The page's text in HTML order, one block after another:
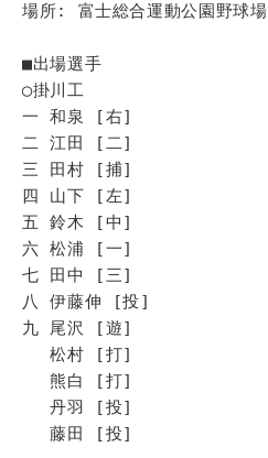
場所: 富士総合運動公園野球場
■出場選手
◯掛川工
一 和泉 [右]
二 江田 [二]
三 田村 [捕]
四 山下 [左]
五 鈴木 [中]
六 松浦 [一]
七 田中 [三]
八 伊藤伸 [投]
九 尾沢 [遊]
松村 [打]
熊白 [打]
丹羽 [投]
藤田 [投]